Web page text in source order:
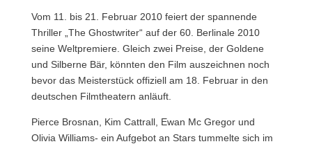
Vom 11. bis 21. Februar 2010 feiert der spannende
Thriller „The Ghostwriter“ auf der 60. Berlinale 2010
seine Weltpremiere. Gleich zwei Preise, der Goldene
und Silberne Bär, könnten den Film auszeichnen noch
bevor das Meisterstück offiziell am 18. Februar in den
deutschen Filmtheatern anläuft.
Pierce Brosnan, Kim Cattrall, Ewan Mc Gregor und
Olivia Williams- ein Aufgebot an Stars tummelte sich im